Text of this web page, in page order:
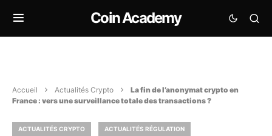
Coin Academy
Accueil Actualités Crypto
La fin de l’anonymat crypto en
France : vers une surveillance totale des transactions ?
ACTUALITÉS CRYPTO ACTUALITÉS RÉGULATION